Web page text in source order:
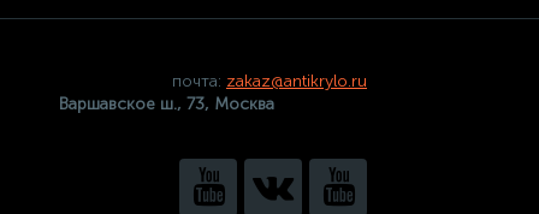
почта: zakaz@antikrylo.ru
Варшавское ш., 73, Москва